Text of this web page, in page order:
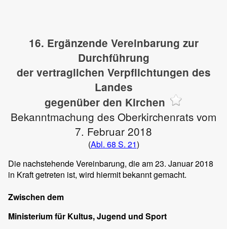
16. Ergänzende Vereinbarung zur
Durchführung
der vertraglichen Verpflichtungen des
Landes
gegenüber den Kirchen
Bekanntmachung des Oberkirchenrats vom
7. Februar 2018
(Abl. 68 S. 21)
Die nachstehende Vereinbarung, die am 23. Januar 2018
in Kraft getreten ist, wird hiermit bekannt gemacht.
Zwischen dem
Ministerium für Kultus, Jugend und Sport